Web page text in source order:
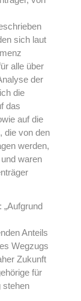
sich laut
alle über
der
die
das
auf die
die von den
werden,
waren
Anteils
Wegzugs
Zukunft
für
stehen